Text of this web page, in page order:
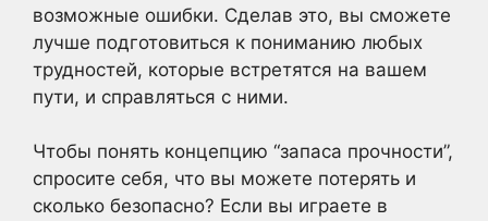
возможные ошибки. Сделав это, вы сможете
лучше подготовиться к пониманию любых
трудностей, которые встретятся на вашем
пути, и справляться с ними.
Чтобы понять концепцию “запаса прочности”,
спросите себя, что вы можете потерять и
сколько безопасно? Если вы играете в